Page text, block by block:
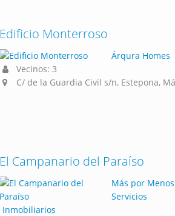
Edificio Monterroso
Árqura Homes
Vecinos: 3
C/ de la Guardia Civil s/n, Estepona,
El Campanario del Paraíso
Más por Menos
Servicios
Inmobiliarios